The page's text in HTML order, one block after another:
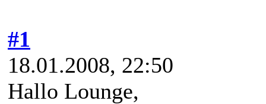
#1
18.01.2008, 22:50
Hallo Lounge,